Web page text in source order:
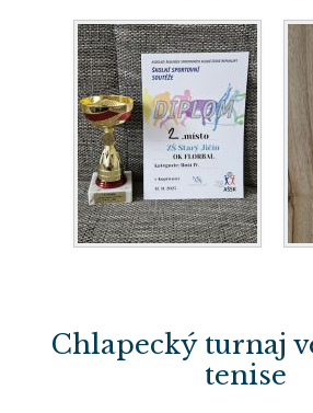
Chlapecký turnaj
tenise